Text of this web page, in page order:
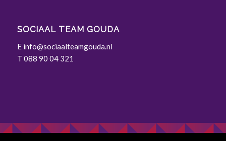
SOCIAAL TEAM GOUDA
E info@sociaalteamgouda.nl
T 088 90 04 321